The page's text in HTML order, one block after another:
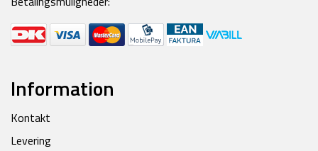
Information
Kontakt
Levering